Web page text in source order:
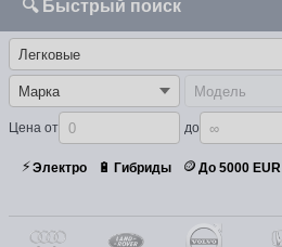
🔍 Быстрый поиск
Цена от до
⚡Электро 🔋 Гибриды 🪙 До 5000 EUR